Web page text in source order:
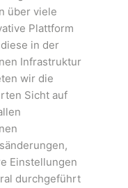
über viele
Plattform
in der
Infrastruktur
wir die
Sicht auf
Einstellungen
durchgeführt